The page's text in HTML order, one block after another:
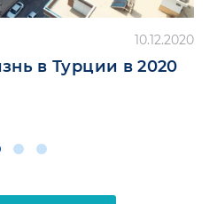
10.12.2020
в Турции в 2020